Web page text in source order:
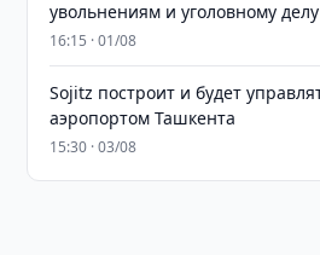
увольнениям и уголовному делу
16:15 · 01/08
Sojitz построит и будет
аэропортом Ташкента
15:30 · 03/08